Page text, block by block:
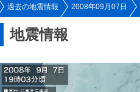
過去の地震情報 2008年09月07日
地震情報